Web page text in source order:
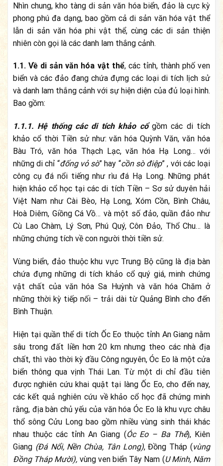
Nhìn chung, kho tàng di sản văn hóa biển, đảo là cực kỳ
phong phú đa dạng, bao gồm cả di sản văn hóa vật thể
lẫn di sản văn hóa phi vật thể, cùng các di sản thiện
nhiên còn gọi là các danh lam thắng cảnh.
1.1. Về di sản văn hóa vật thể, các tỉnh, thành phố ven
biển và các đảo đang chứa đựng các loại di tích lịch sử
và danh lam thắng cảnh với sự hiện diện của đủ loại hình.
Bao gồm:
1.1.1. Hệ thống các di tích khảo cổgồm các di tích
khảo cổ thời Tiền sử như: văn hóa Quỳnh Văn, văn hóa
Bàu Tró, văn hóa Thạch Lạc, văn hóa Hạ Long… với
những di chỉ “đống vỏ sò” hay “cồn sò điệp” , với các loại
công cụ đá nổi tiếng như rìu đá Hạ Long. Những phát
hiện khảo cổ học tại các di tích Tiền – Sơ sử duyên hải
Việt Nam như Cài Bèo, Hạ Long, Xóm Cồn, Bình Châu,
Hoà Diêm, Giồng Cá Vồ… và một số đảo, quần đảo như
Cù Lao Chàm, Lý Sơn, Phú Quý, Côn Đảo, Thổ Chu… là
những chứng tích về con người thời tiền sử.
Vùng biển, đảo thuộc khu vực Trung Bộ cũng là địa bàn
chứa đựng những di tích khảo cổ quý giá, minh chứng
vật chất của văn hóa Sa Huỳnh và văn hóa Chăm ở
những thời kỳ tiếp nối – trải dài từ Quảng Bìnhcho đến
Bình Thuận.
Hiện tại quần thể di tích Ốc Eo thuộc tỉnh An Giang nằm
sâu trong đất liền hơn 20 km nhưng theo các nhà địa
chất, thì vào thời kỳ đầu Công nguyên, Óc Eo là một cửa
biển thông qua vịnh Thái Lan. Từ một di chỉ đầu tiên
được nghiên cứu khai quật tại làng Ốc Eo, cho đến nay,
các kết quả nghiên cứu về khảo cổ học đã chứng minh
rằng, địa bàn chủ yếu của văn hóa Óc Eo là khu vực châu
thổ sông Cửu Long bao gồm nhiều vùng sinh thái khác
nhau thuộc các tỉnh An Giang (Óc Eo – Ba Thê), Kiên
Giang (Đá Nổi, Nền Chùa, Tân Long), Đồng Tháp (vùng
Đồng Tháp Mười), vùng ven biển Tây Nam (U Minh, Năm